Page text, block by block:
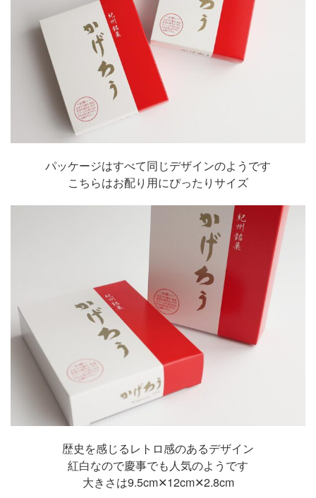
パッケージはすべて同じデザインのようです
こちらはお配り用にぴったりサイズ
歴史を感じるレトロ感のあるデザイン
紅白なので慶事でも人気のようです
大きさは9.5cm✕12cm✕2.8cm